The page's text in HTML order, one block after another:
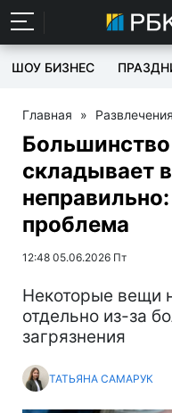
ШОУ БИЗНЕС
Главная » Развлечения
складывает
проблема
12:48 05.06.2026 Пт
Некоторые вещи
отдельно из-за
загрязнения
ТАТЬЯНА САМАРУК